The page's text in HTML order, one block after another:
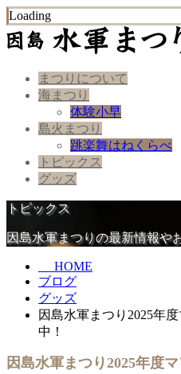
Loading
まつりについて
海まつり
体験小早
島火まつり
跳楽舞はねくらべ
トピックス
グッズ
トピックス
因島水軍まつりの最新情報や
HOME
ブログ
グッズ
因島水軍まつり2025年
中！
因島水軍まつり2025年度